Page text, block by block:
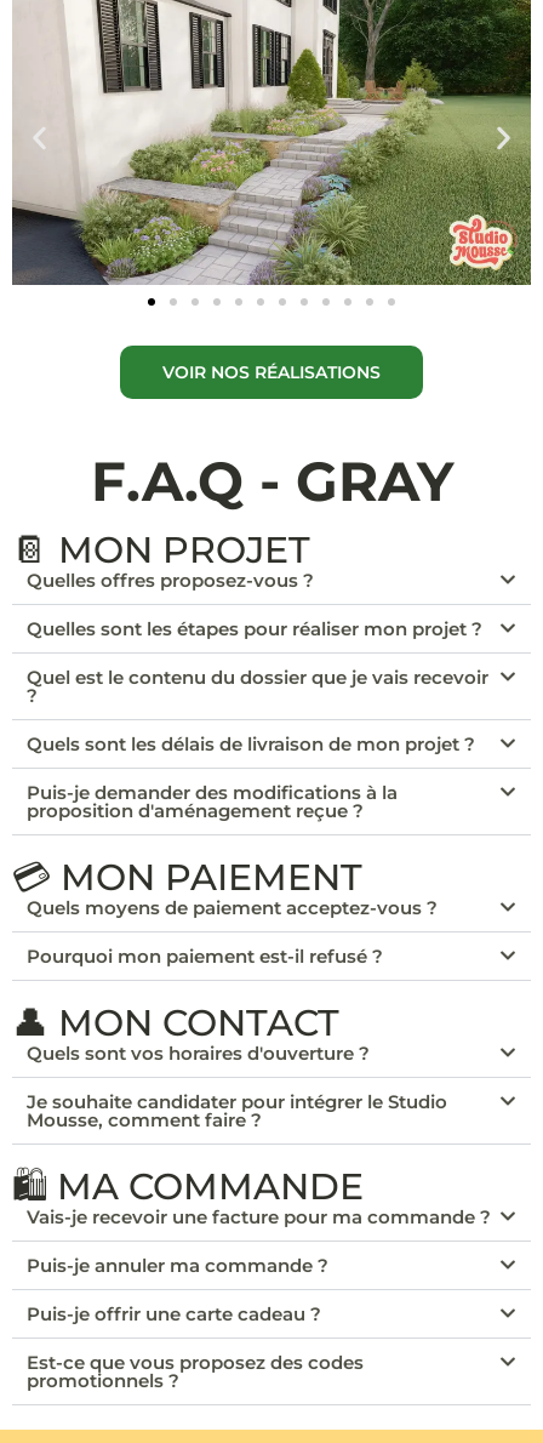
VOIR NOS RÉALISATIONS
F.A.Q - GRAY
📔 MON PROJET
Quelles offres proposez-vous ?
Quelles sont les étapes pour réaliser mon projet ?
Quel est le contenu du dossier que je vais recevoir
?
Quels sont les délais de livraison de mon projet ?
Puis-je demander des modifications à la
proposition d'aménagement reçue ?
💳 MON PAIEMENT
Quels moyens de paiement acceptez-vous ?
Pourquoi mon paiement est-il refusé ?
👤 MON CONTACT
Quels sont vos horaires d'ouverture ?
Je souhaite candidater pour intégrer le Studio
Mousse, comment faire ?
🛍️ MA COMMANDE
Vais-je recevoir une facture pour ma commande ?
Puis-je annuler ma commande ?
Puis-je offrir une carte cadeau ?
Est-ce que vous proposez des codes
promotionnels ?